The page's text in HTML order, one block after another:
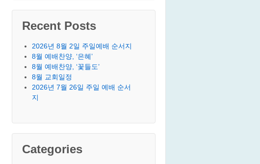
Recent Posts
2026년 8월 2일 주일예배 순서지
8월 예배찬양, ‘은혜’
8월 예배찬양, ‘꽃들도’
8월 교회일정
2026년 7월 26일 주일 예배 순서
지
Categories